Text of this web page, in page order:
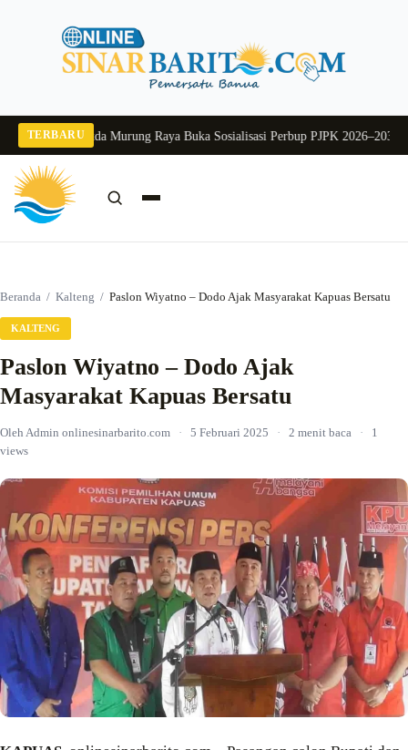
TERBARU
2026Pj Sekda Murung Raya Buka Sosialisasi Perbup PJPK 2026–2030
Beranda / Kalteng / Paslon Wiyatno – Dodo Ajak Masyarakat Kapuas Bersatu
KALTENG
Paslon Wiyatno – Dodo Ajak
Masyarakat Kapuas Bersatu
Oleh Admin onlinesinarbarito.com · 5 Februari 2025 · 2 menit baca ·
1
views